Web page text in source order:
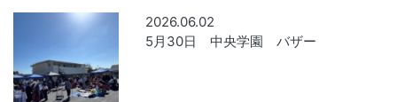
2026.06.02
5月30日 中央学園 バザー